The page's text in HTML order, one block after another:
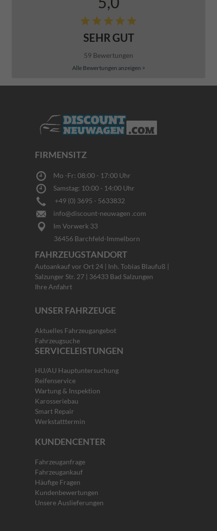
SEHR GUT
59 Bewertungen
Alle Bewertungen anzeigen >
FIRMENSITZ
Mo -Fr: 08:00 - 17:00 Uhr
Samstag: 10:00 - 14:00 Uhr
+49 (0) 3695 - 5633832
info@discount-neuwagen .com
Im Vorwerk 33
36456 Barchfeld-Immelborn
FAHRZEUGSTANDORT
Autoankauf vor Ort 24 | Inh. Tobias Blaufuß |
Salzunger Str. 27 | 36433 Bad Salzungen
Ihre Anfahrt
UNSER FAHRZEUGE
Aktuelles Fahrzeugangebot
Fahrzeugsuche
SERVICELEISTUNGEN
HU/AU Hauptuntersuchung
Reifenservice
Wartung & Inspektion
Karosseriebau
Smart Repair
Werkstatttermin
KUNDENCENTER
Fahrzeuganfrage
Fahrzeugankauf
Häufige Fragen
Kundenbewertungen
Unsere Auslieferungen